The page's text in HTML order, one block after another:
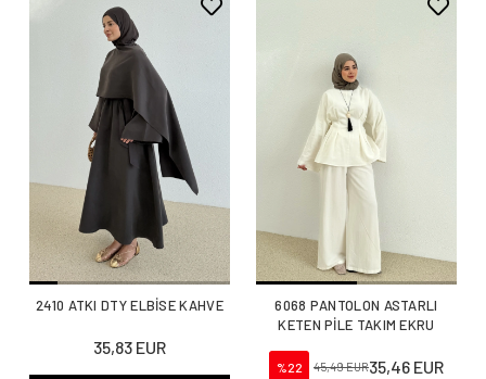
2410 ATKI DTY ELBİSE KAHVE
35,83 EUR
6068 PANTOLON ASTARLI
KETEN PİLE TAKIM EKRU
%22 45,49 EUR35,46 EUR